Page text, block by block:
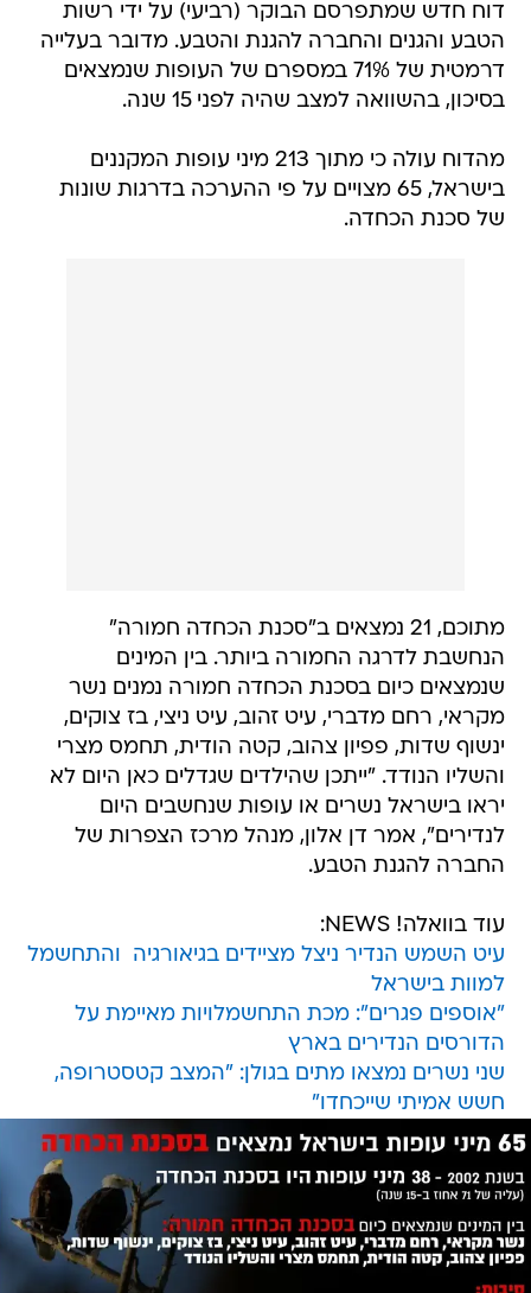
דרמטית של 71% במספרם של העופות שנמצאים
בסיכון, בהשוואה למצב שהיה לפני 15 שנה.
מהדוח עולה כי מתוך 213 מיני עופות המקננים
של סכנת הכחדה.
שנמצאים כיום בסכנת הכחדה חמורה נמנים נשר
מקראי, רחם מדברי, עיט זהוב, עיט ניצי, בז צוקים,
ינשוף שדות, פפיון צהוב, קטה הודית, תחמס מצרי
והשליו הנודד. "ייתכן שהילדים שגדלים כאן היום לא
יראו בישראל נשרים או עופות שנחשבים היום
לנדירים", אמר דן אלון, מנהל מרכז הצפרות של
החברה להגנת הטבע.
עוד בוואלה! NEWS:
למוות בישראל
"אוספים פגרים": מכת התחשמלויות מאיימת על
הדורסים הנדירים בארץ
שני נשרים נמצאו מתים בגולן: "המצב קטסטרופה,
חשש אמיתי שייכחדו"